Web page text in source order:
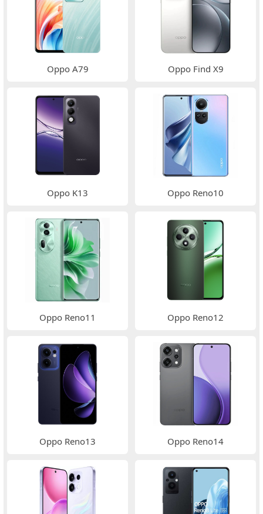
Oppo A79 Oppo Find X9
Oppo K13 Oppo Reno10
Oppo Reno11 Oppo Reno12
Oppo Reno13 Oppo Reno14